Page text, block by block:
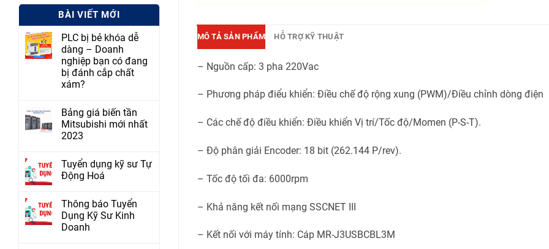
BÀI VIẾT MỚI
PLC bị bẻ khóa dễ
dàng – Doanh
nghiệp bạn có đang
bị đánh cắp chất
xám?
Bảng giá biến tần
Mitsubishi mới nhất
2023
Tuyển dụng kỹ sư Tự
Động Hoá
Thông báo Tuyển
Dụng Kỹ Sư Kinh
Doanh
MÔ TẢ SẢN PHẨM HỖ TRỢ KỸ THUẬT
– Nguồn cấp: 3 pha 220Vac
– Phương pháp điểu khiển: Điều chế độ rộng xung (PWM)/Điều chỉnh dòng điện
– Các chế độ điều khiển: Điều khiển Vị trí/Tốc độ/Momen (P-S-T).
– Độ phân giải Encoder: 18 bit (262.144 P/rev).
– Tốc độ tối đa: 6000rpm
– Khả năng kết nối mạng SSCNET III
– Kết nối với máy tính: Cáp MR-J3USBCBL3M